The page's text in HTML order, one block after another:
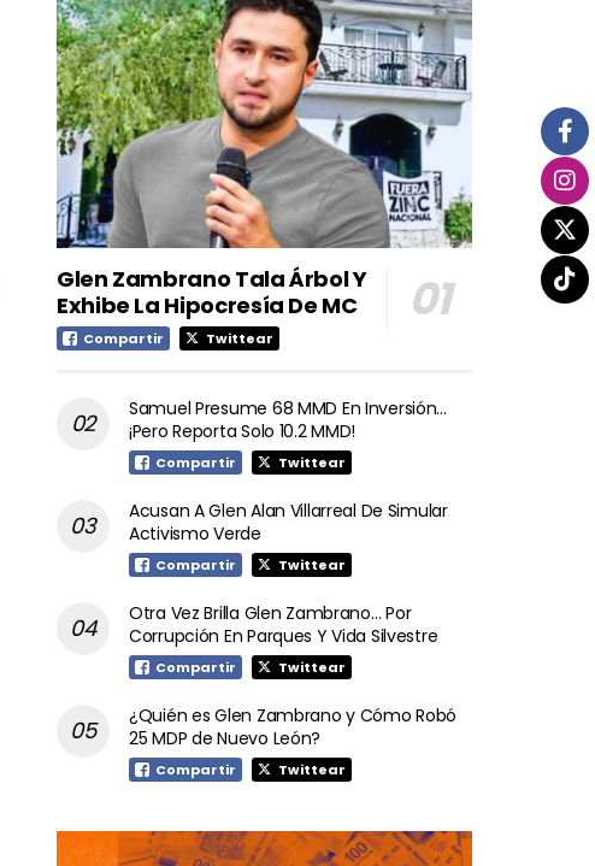
Glen Zambrano Tala Árbol Y
Exhibe La Hipocresía De MC
Compartir Twittear
Samuel Presume 68 MMD En Inversión…
¡Pero Reporta Solo 10.2 MMD!
Compartir Twittear
Acusan A Glen Alan Villarreal De Simular
Activismo Verde
Compartir Twittear
Otra Vez Brilla Glen Zambrano… Por
Corrupción En Parques Y Vida Silvestre
Compartir Twittear
¿Quién es Glen Zambrano y Cómo Robó
25 MDP de Nuevo León?
Compartir Twittear